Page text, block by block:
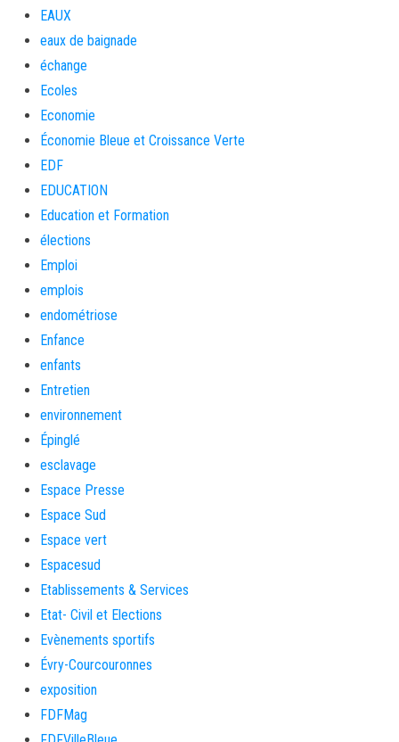
EAUX
eaux de baignade
échange
Ecoles
Economie
Économie Bleue et Croissance Verte
EDF
EDUCATION
Education et Formation
élections
Emploi
emplois
endométriose
Enfance
enfants
Entretien
environnement
Épinglé
esclavage
Espace Presse
Espace Sud
Espace vert
Espacesud
Etablissements & Services
Etat- Civil et Elections
Evènements sportifs
Évry-Courcouronnes
exposition
FDFMag